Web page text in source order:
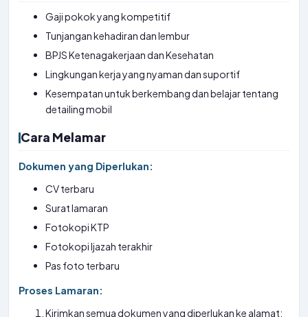
Gaji pokok yang kompetitif
Tunjangan kehadiran dan lembur
BPJS Ketenagakerjaan dan Kesehatan
Lingkungan kerja yang nyaman dan suportif
Kesempatan untuk berkembang dan belajar tentang
detailing mobil
Cara Melamar
Dokumen yang Diperlukan:
CV terbaru
Surat lamaran
Fotokopi KTP
Fotokopi Ijazah terakhir
Pas foto terbaru
Proses Lamaran:
Kirimkan semua dokumen yang diperlukan ke alamat: